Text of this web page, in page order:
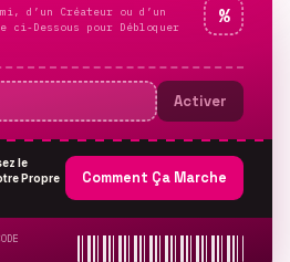
d’un Créateur ou d’un
Dessous pour Débloquer
%
Activer
le
Propre
Comment Ça Marche